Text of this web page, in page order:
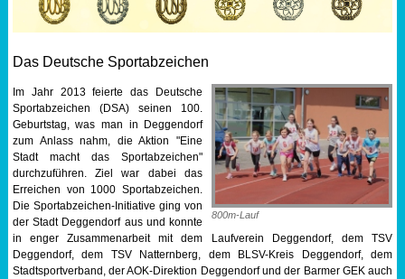
Das Deutsche Sportabzeichen
800m-Lauf
Im Jahr 2013 feierte das Deutsche
Sportabzeichen (DSA) seinen 100.
Geburtstag, was man in Deggendorf
zum Anlass nahm, die Aktion "Eine
Stadt macht das Sportabzeichen"
durchzuführen. Ziel war dabei das
Erreichen von 1000 Sportabzeichen.
Die Sportabzeichen-Initiative ging von
der Stadt Deggendorf aus und konnte
in enger Zusammenarbeit mit dem Laufverein Deggendorf, dem TSV
Deggendorf, dem TSV Natternberg, dem BLSV-Kreis Deggendorf, dem
Stadtsportverband, der AOK-Direktion Deggendorf und der Barmer GEK auch
Übungs- Gruppenleiter
Dokumente
Bankverbindung